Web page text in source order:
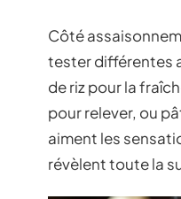
Côté
tester différentes
de riz pour la
pour relever, ou
aiment les
révèlent toute la